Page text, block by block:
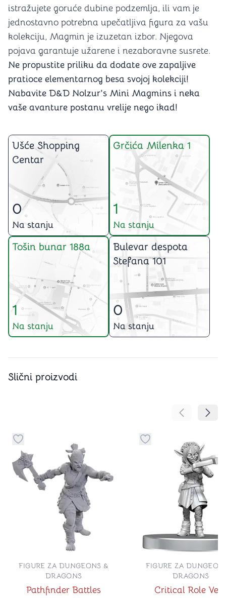
istražujete goruće dubine podzemlja, ili vam je
jednostavno potrebna upečatljiva figura za vašu
kolekciju, Magmin je izuzetan izbor. Njegova
pojava garantuje užarene i nezaboravne susrete.
Ne propustite priliku da dodate ove zapaljive
pratioce elementarnog besa svojoj kolekciji!
Nabavite D&D Nolzur's Mini Magmins i neka
vaše avanture postanu vrelije nego ikad!
Ušće Shopping
Centar
0
Na stanju
Grčića Milenka 1
1
Na stanju
Tošin bunar 188a
1
Na stanju
Bulevar despota
Stefana 101
0
Na stanju
Slični proizvodi
Pomeranje
Dugme za dodavanje stvari u kategoriju omiljeno
Pathfinder Battles
FIGURE ZA DUNGEONS &
DRAGONS
Dugme za dodavanje
Critical Role
FIGURE ZA
DRAGONS